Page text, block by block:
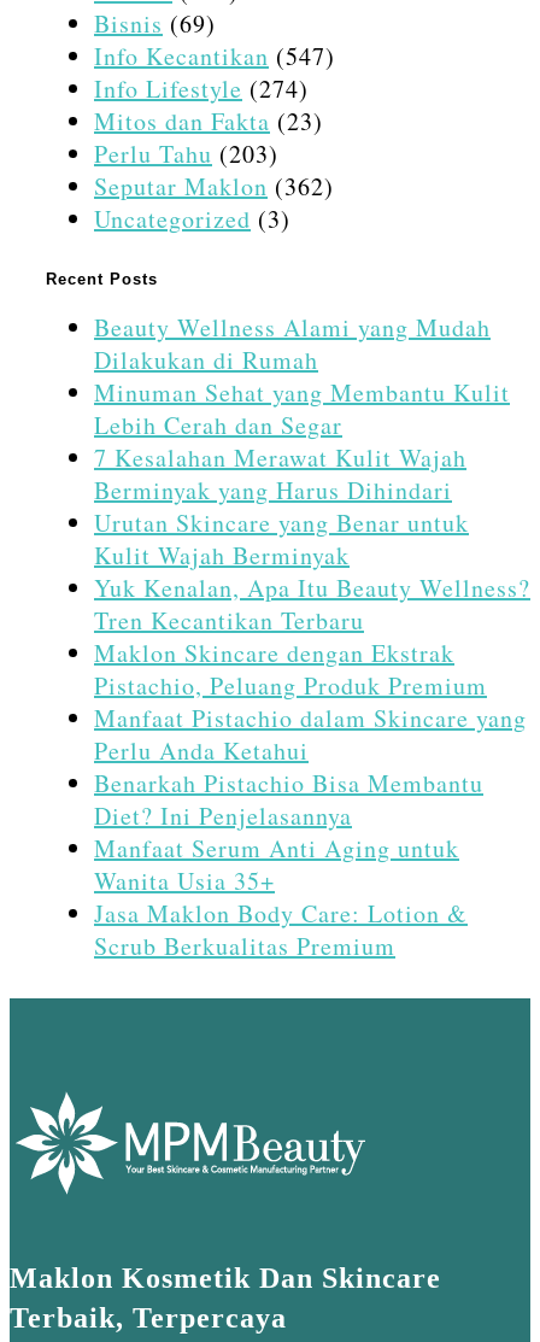
Bisnis (69)
Info Kecantikan (547)
Info Lifestyle (274)
Mitos dan Fakta (23)
Perlu Tahu (203)
Seputar Maklon (362)
Uncategorized (3)
Recent Posts
Beauty Wellness Alami yang Mudah
Dilakukan di Rumah
Minuman Sehat yang Membantu Kulit
Lebih Cerah dan Segar
7 Kesalahan Merawat Kulit Wajah
Berminyak yang Harus Dihindari
Urutan Skincare yang Benar untuk
Kulit Wajah Berminyak
Yuk Kenalan, Apa Itu Beauty Wellness?
Tren Kecantikan Terbaru
Maklon Skincare dengan Ekstrak
Pistachio, Peluang Produk Premium
Manfaat Pistachio dalam Skincare yang
Perlu Anda Ketahui
Benarkah Pistachio Bisa Membantu
Diet? Ini Penjelasannya
Manfaat Serum Anti Aging untuk
Wanita Usia 35+
Jasa Maklon Body Care: Lotion &
Scrub Berkualitas Premium
Maklon Kosmetik Dan Skincare
Terbaik, Terpercaya